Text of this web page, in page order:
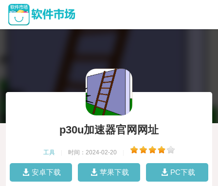
p30u加速器官网网址
工具 时间：2024-02-20
安卓下载 苹果下载 PC下载